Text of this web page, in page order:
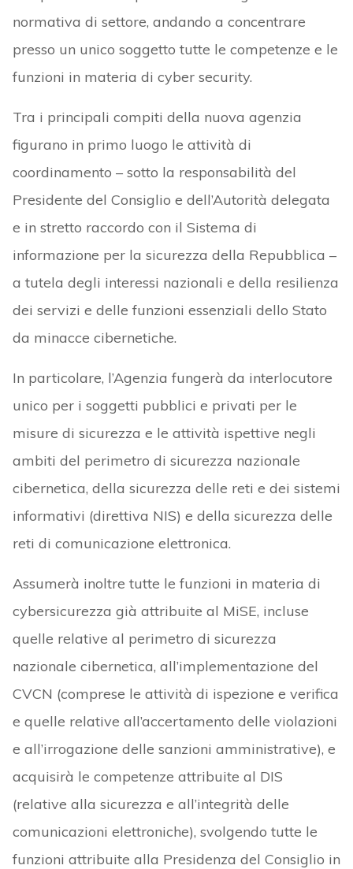
normativa di settore, andando a concentrare
presso un unico soggetto tutte le competenze e le
funzioni in materia di cyber security.
Tra i principali compiti della nuova agenzia
figurano in primo luogo le attività di
coordinamento – sotto la responsabilità del
Presidente del Consiglio e dell’Autorità delegata
e in stretto raccordo con il Sistema di
informazione per la sicurezza della Repubblica –
a tutela degli interessi nazionali e della resilienza
dei servizi e delle funzioni essenziali dello Stato
da minacce cibernetiche.
In particolare, l’Agenzia fungerà da interlocutore
unico per i soggetti pubblici e privati per le
misure di sicurezza e le attività ispettive negli
ambiti del perimetro di sicurezza nazionale
cibernetica, della sicurezza delle reti e dei sistemi
informativi (direttiva NIS) e della sicurezza delle
reti di comunicazione elettronica.
Assumerà inoltre tutte le funzioni in materia di
cybersicurezza già attribuite al MiSE, incluse
quelle relative al perimetro di sicurezza
nazionale cibernetica, all’implementazione del
CVCN (comprese le attività di ispezione e verifica
e quelle relative all’accertamento delle violazioni
e all’irrogazione delle sanzioni amministrative), e
acquisirà le competenze attribuite al DIS
(relative alla sicurezza e all’integrità delle
comunicazioni elettroniche), svolgendo tutte le
funzioni attribuite alla Presidenza del Consiglio in